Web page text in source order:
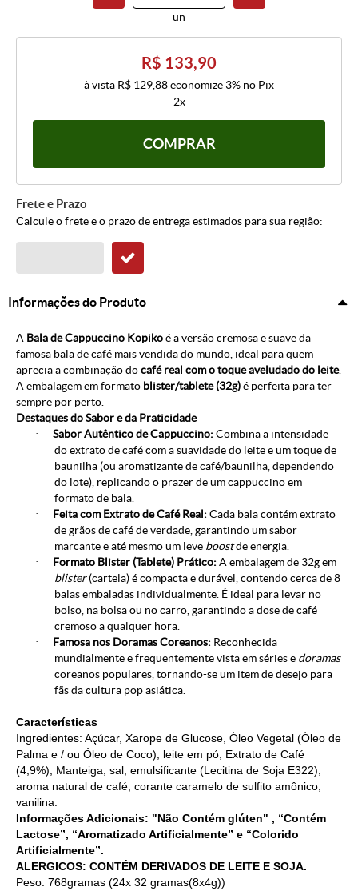
un
R$ 133,90
à vista R$ 129,88economize 3% no Pix
2x
COMPRAR
Frete e Prazo
Calcule o frete e o prazo de entrega estimados para sua região:
Informações do Produto
A Bala de Cappuccino Kopikoé a versão cremosa e suave da
famosa bala de café mais vendida do mundo, ideal para quem
aprecia a combinação docafé real com o toque aveludado do leite.
A embalagem em formato blister/tablete (32g)é perfeita para ter
sempre por perto.
Destaques do Sabor e da Praticidade
· Sabor Autêntico de Cappuccino: Combina a intensidade
do extrato de café com a suavidade do leite e um toque de
baunilha (ou aromatizante de café/baunilha, dependendo
do lote), replicando o prazer de um cappuccino em
formato de bala.
· Feita com Extrato de Café Real: Cada bala contém extrato
de grãos de café de verdade, garantindo um sabor
marcante e até mesmo um leve boostde energia.
· Formato Blister (Tablete) Prático: A embalagem de 32g em
blister(cartela) é compacta e durável, contendo cerca de 8
balas embaladas individualmente. É ideal para levar no
bolso, na bolsa ou no carro, garantindo a dose de café
cremoso a qualquer hora.
· Famosa nos Doramas Coreanos: Reconhecida
mundialmente e frequentemente vista em séries e doramas
coreanos populares, tornando-se um item de desejo para
fãs da cultura pop asiática.
Características
Ingredientes: Açúcar, Xarope de Glucose, Óleo Vegetal (Óleo de
Palma e / ou Óleo de Coco), leite em pó, Extrato de Café
(4,9%), Manteiga, sal, emulsificante (Lecitina de Soja E322),
aroma natural de café, corante caramelo de sulfito amônico,
vanilina.
Informações Adicionais: "Não Contém glúten" , “Contém
Lactose”, “Aromatizado Artificialmente” e “Colorido
Artificialmente”.
ALERGICOS: CONTÉM DERIVADOS DE LEITE E SOJA.
Peso: 768gramas (24x 32 gramas(8x4g))